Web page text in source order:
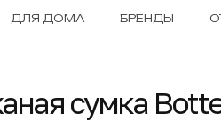
ДЛЯ ДОМА БРЕНДЫ
сумка